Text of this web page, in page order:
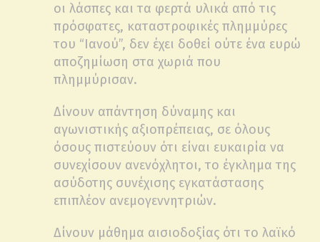
οι λάσπες και τα φερτά υλικά από τις
πρόσφατες, καταστροφικές πλημμύρες
του “Ιανού”, δεν έχει δοθεί ούτε ένα ευρώ
αποζημίωση στα χωριά που
πλημμύρισαν.
Δίνουν απάντηση δύναμης και
αγωνιστικής αξιοπρέπειας, σε όλους
όσους πιστεύουν ότι είναι ευκαιρία να
συνεχίσουν ανενόχλητοι, το έγκλημα της
ασύδοτης συνέχισης εγκατάστασης
επιπλέον ανεμογεννητριών.
Δίνουν μάθημα αισιοδοξίας ότι το λαϊκό